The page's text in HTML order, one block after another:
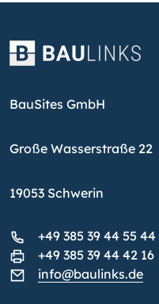
BauSites GmbH
Große Wasserstraße 22
19053 Schwerin
+49 385 39 44 55 44
+49 385 39 44 42 16
info@baulinks.de